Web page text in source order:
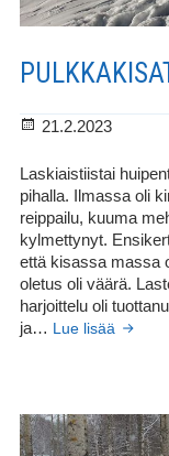
Julkaistu
21.2.2023
Laskiaistiistai
pihalla. Ilmassa oli
reippailu, kuuma
kylmettynyt.
että kisassa massa
oletus oli väärä.
harjoittelu oli
ja…
Lue lisää